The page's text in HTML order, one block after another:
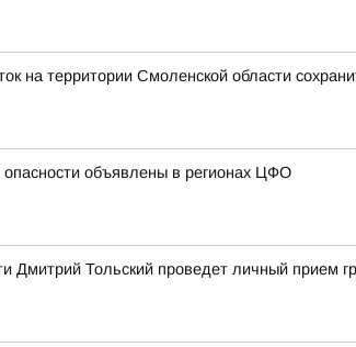
на территории Смоленской области
объявлены в регионах ЦФО
Дмитрий Тольский проведет личный прием